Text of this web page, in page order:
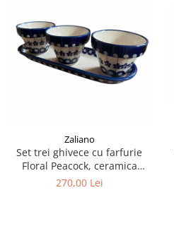
Zaliano
Set trei ghivece cu farfurie
Floral Peacock, ceramica
smaltuita, pictate manual
270,00 Lei